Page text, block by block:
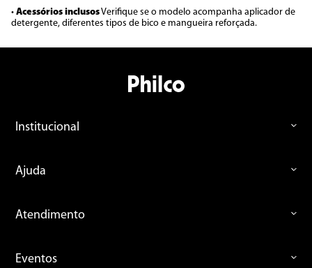
• Acessórios inclusosVerifique se o modelo acompanha aplicador de
detergente, diferentes tipos de bico e mangueira reforçada.
Institucional
Ajuda
Atendimento
Eventos